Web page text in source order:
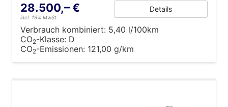
28.500,– €
incl. 19% MwSt.
Details
Verbrauch kombiniert: 5,40 l/100km
CO2-Klasse: D
CO2-Emissionen: 121,00 g/km